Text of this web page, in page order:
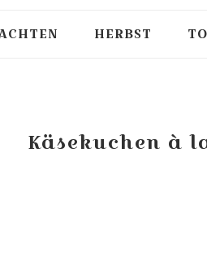
HERBST
Käsekuchen à